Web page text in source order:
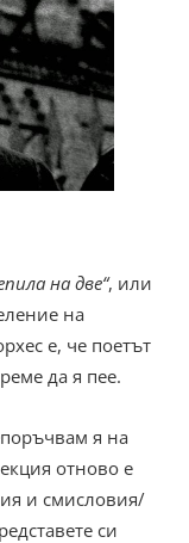
на две“, или
на
е, че поетът
да я пее.
я на
отново е
и смисловия/
си